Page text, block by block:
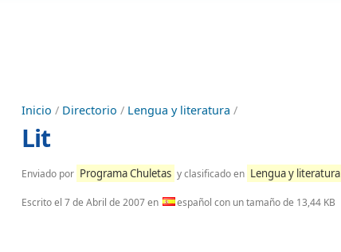
Inicio / Directorio / Lengua y literatura /
Lit
Enviado por Programa Chuletas y clasificado en Lengua y literatura
Escrito el 7 de Abril de 2007en español con un tamaño de 13,44 KB